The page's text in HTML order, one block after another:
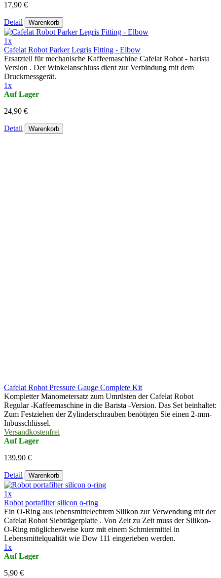
17,90 €
Detail Warenkorb
1x
Cafelat Robot Parker Legris Fitting - Elbow
Ersatzteil für mechanische Kaffeemaschine Cafelat Robot - barista
Version . Der Winkelanschluss dient zur Verbindung mit dem
Druckmessgerät.
1x
Auf Lager
24,90 €
Detail Warenkorb
Cafelat Robot Pressure Gauge Complete Kit
Kompletter Manometersatz zum Umrüsten der Cafelat Robot
Regular -Kaffeemaschine in die Barista -Version. Das Set beinhaltet:
Zum Festziehen der Zylinderschrauben benötigen Sie einen 2-mm-
Inbusschlüssel.
Versandkostenfrei
Auf Lager
139,90 €
Detail Warenkorb
1x
Robot portafilter silicon o-ring
Ein O-Ring aus lebensmittelechtem Silikon zur Verwendung mit der
Cafelat Robot Siebträgerplatte . Von Zeit zu Zeit muss der Silikon-
O-Ring möglicherweise kurz mit einem Schmiermittel in
Lebensmittelqualität wie Dow 111 eingerieben werden.
1x
Auf Lager
5,90 €